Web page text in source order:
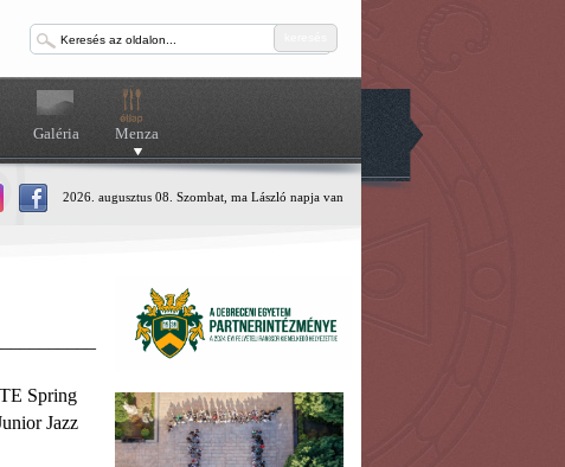
Galéria Menza
2026. augusztus 08. Szombat, ma László napja van
Spring
Jazz